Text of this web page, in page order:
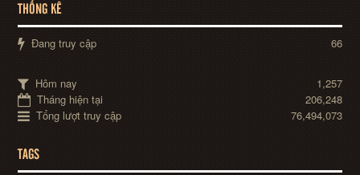
THỐNG KÊ
Đang truy cập 66
Hôm nay
1,257
Tháng hiện tại
206,248
Tổng lượt truy cập
76,494,073
TAGS